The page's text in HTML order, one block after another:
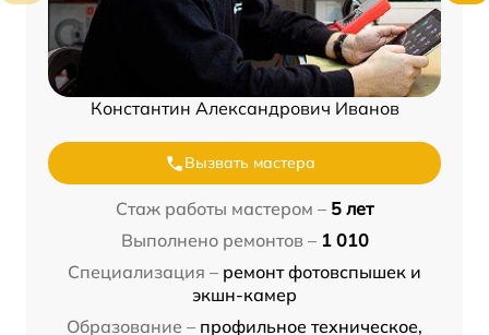
Константин Александрович Иванов
Вызвать мастера
Стаж работы мастером – 5 лет
Выполнено ремонтов – 1 010
Специализация – ремонт фотовспышек и
экшн-камер
Образование – профильное техническое,